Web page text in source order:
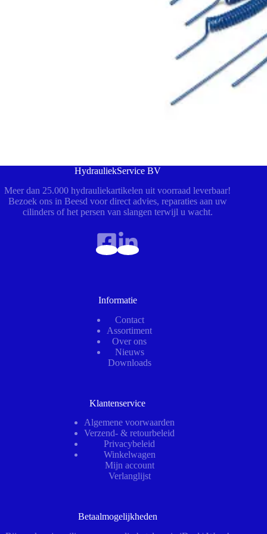
HydrauliekService BV
Meer dan 25.000 hydrauliekartikelen uit voorraad leverbaar!
Bezoek ons in Beesd voor direct advies, reparaties aan uw
cilinders of het persen van slangen terwijl u wacht.
Informatie
Contact
Assortiment
Over ons
Nieuws
Downloads
Klantenservice
Algemene voorwaarden
Verzend- & retourbeleid
Privacybeleid
Winkelwagen
Mijn account
Verlanglijst
Betaalmogelijkheden